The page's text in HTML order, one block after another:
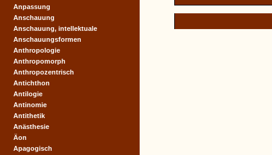
Anpassung
Anschauung
Anschauung, intellektuale
Anschauungsformen
Anthropologie
Anthropomorph
Anthropozentrisch
Antichthon
Antilogie
Antinomie
Antithetik
Anästhesie
Äon
Apagogisch